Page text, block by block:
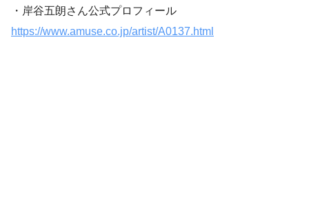
・岸谷五朗さん公式プロフィール
https://www.amuse.co.jp/artist/A0137.html